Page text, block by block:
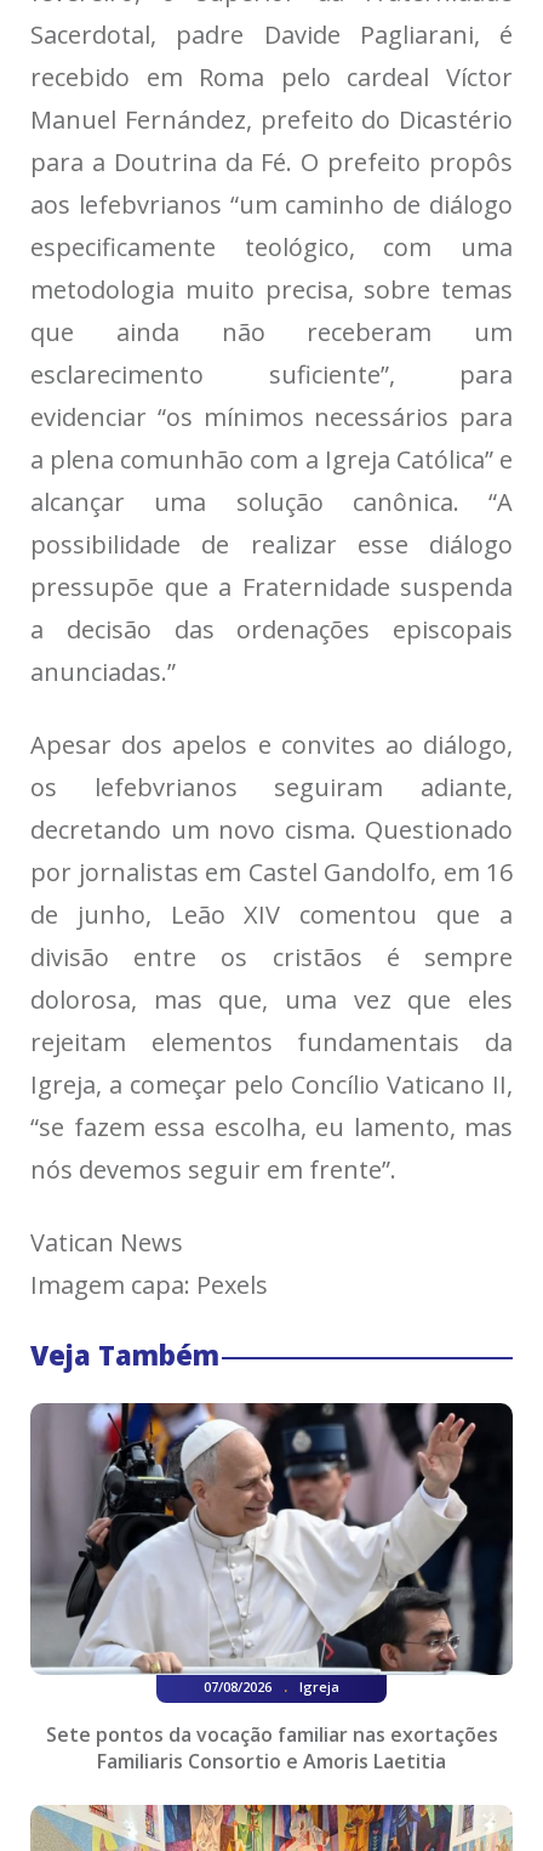
Sacerdotal, padre Davide Pagliarani, é
recebido em Roma pelo cardeal Víctor
Manuel Fernández, prefeito do Dicastério
para a Doutrina da Fé. O prefeito propôs
aos lefebvrianos “um caminho de diálogo
especificamente teológico, com uma
metodologia muito precisa, sobre temas
que ainda não receberam um
esclarecimento suficiente”, para
evidenciar “os mínimos necessários para
a plena comunhão com a Igreja Católica” e
alcançar uma solução canônica. “A
possibilidade de realizar esse diálogo
pressupõe que a Fraternidade suspenda
a decisão das ordenações episcopais
anunciadas.”
Apesar dos apelos e convites ao diálogo,
os lefebvrianos seguiram adiante,
decretando um novo cisma. Questionado
por jornalistas em Castel Gandolfo, em 16
de junho, Leão XIV comentou que a
divisão entre os cristãos é sempre
dolorosa, mas que, uma vez que eles
rejeitam elementos fundamentais da
Igreja, a começar pelo Concílio Vaticano II,
“se fazem essa escolha, eu lamento, mas
nós devemos seguir em frente”.
Vatican News
Imagem capa: Pexels
Veja Também
07/08/2026 . Igreja
Sete pontos da vocação familiar nas exortações
Familiaris Consortio e Amoris Laetitia